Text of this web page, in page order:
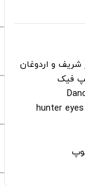
شریف و اردوغان
فیک